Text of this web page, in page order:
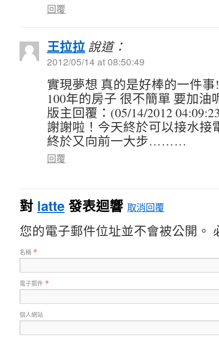
回覆
王拉拉 說道：
2012/05/14 at 08:50:49
實現夢想 真的是好棒的一件
100年的房子 很不簡單 要加油
版主回覆：(05/14/2012
謝謝啦！今天終於可以接水接
終於又向前一大步………
回覆
對 latte 發表迴響 取消回覆
您的電子郵件位址並不會被公開。
名稱 *
電子郵件 *
個人網站